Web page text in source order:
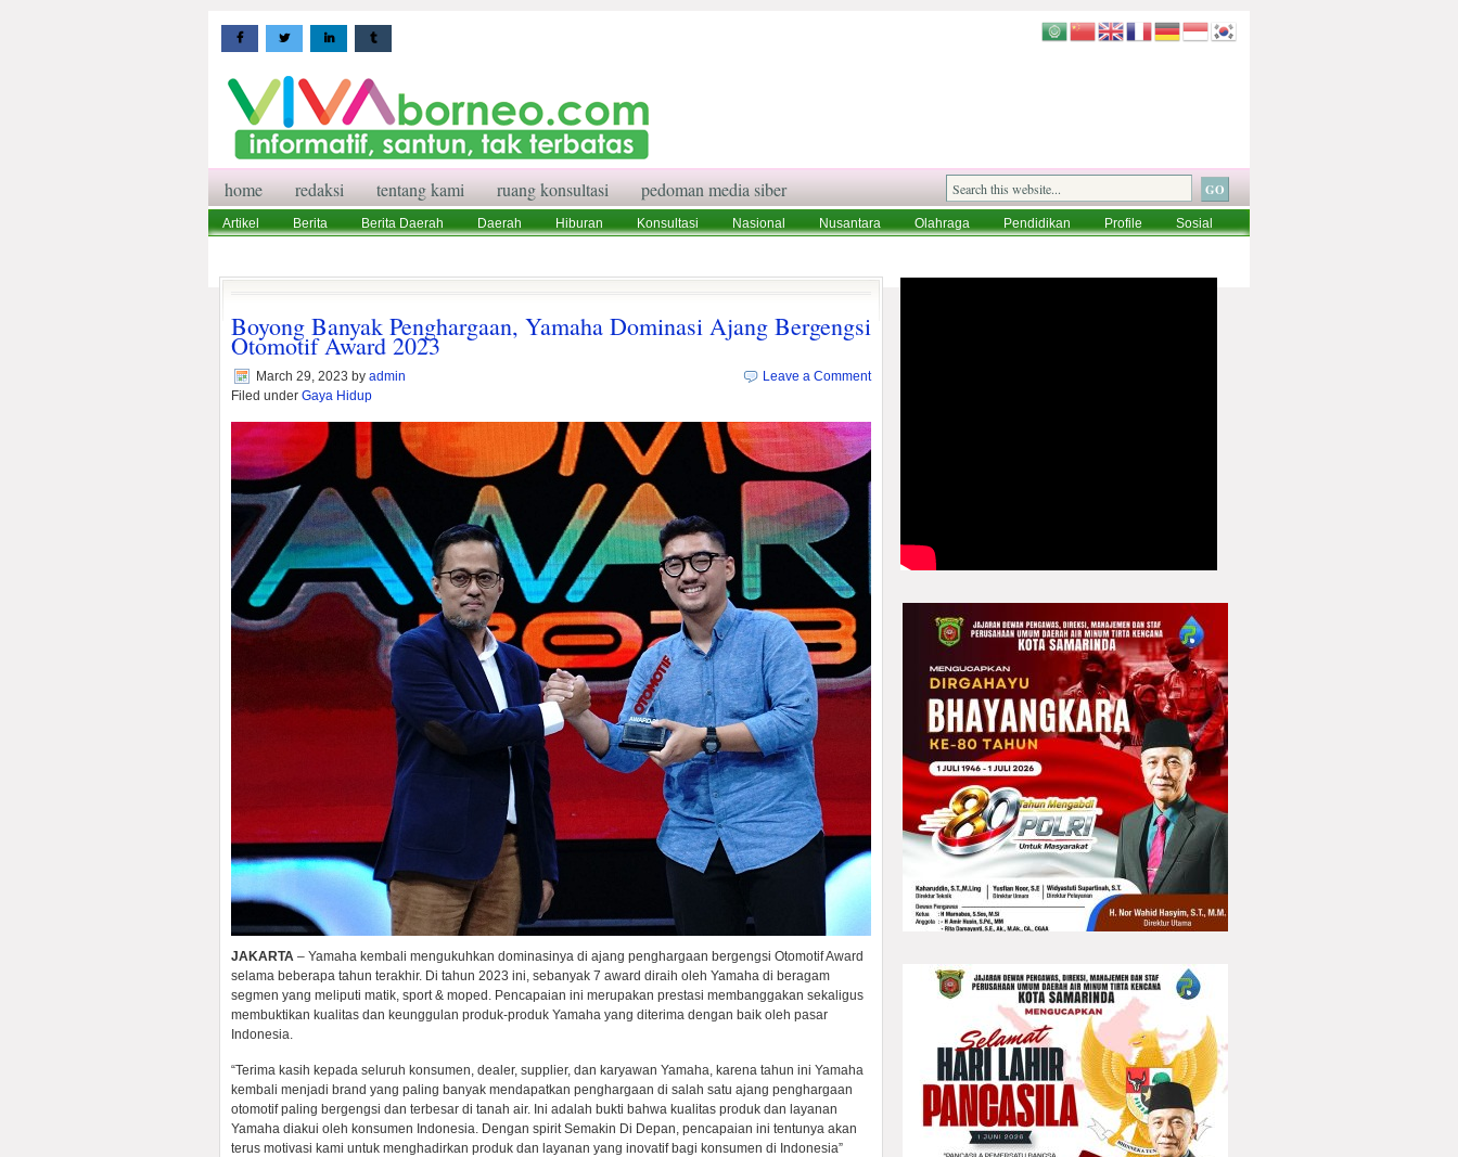
home redaksi tentang kami ruang konsultasi pedoman media siber
Artikel Berita Berita Daerah Daerah Hiburan Konsultasi Nasional Nusantara Olahraga Pendidikan Profile
Sosial
Boyong Banyak Penghargaan, Yamaha Dominasi Ajang Bergengsi
Otomotif Award 2023
March 29, 2023 by admin
Filed under Gaya Hidup
Leave a Comment
JAKARTA – Yamaha kembali mengukuhkan dominasinya di ajang penghargaan bergengsi Otomotif Award
selama beberapa tahun terakhir. Di tahun 2023 ini, sebanyak 7 award diraih oleh Yamaha di beragam
segmen yang meliputi matik, sport & moped. Pencapaian ini merupakan prestasi membanggakan sekaligus
membuktikan kualitas dan keunggulan produk-produk Yamaha yang diterima dengan baik oleh pasar
Indonesia.
“Terima kasih kepada seluruh konsumen, dealer, supplier, dan karyawan Yamaha, karena tahun ini Yamaha
kembali menjadi brand yang paling banyak mendapatkan penghargaan di salah satu ajang penghargaan
otomotif paling bergengsi dan terbesar di tanah air. Ini adalah bukti bahwa kualitas produk dan layanan
Yamaha diakui oleh konsumen Indonesia. Dengan spirit Semakin Di Depan, pencapaian ini tentunya akan
terus motivasi kami untuk menghadirkan produk dan layanan yang inovatif bagi konsumen di Indonesia”